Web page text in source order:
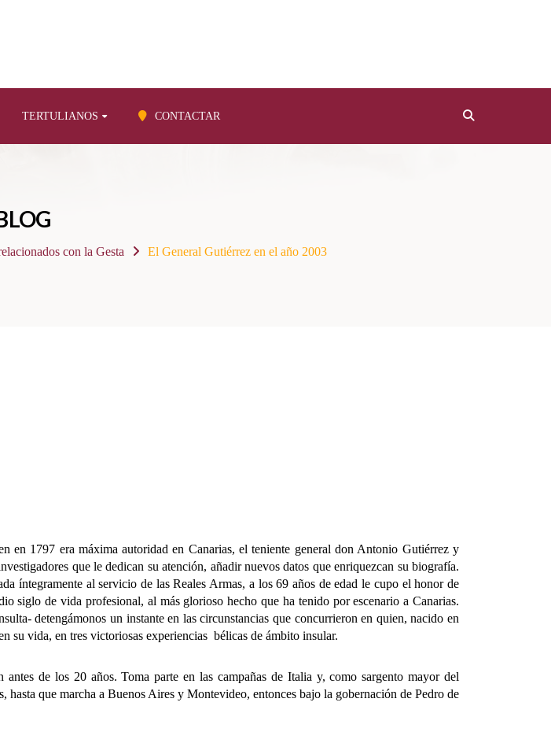
TERTULIANOS CONTACTAR
con la Gesta El General Gutiérrez en el año 2003
en 1797 era máxima autoridad en Canarias, el teniente general don Antonio Gutiérrez y
que le dedican su atención, añadir nuevos datos que enriquezcan su biografía.
íntegramente al servicio de las Reales Armas, a los 69 años de edad le cupo el honor de
siglo de vida profesional, al más glorioso hecho que ha tenido por escenario a Canarias.
detengámonos un instante en las circunstancias que concurrieron en quien, nacido en
su vida, en tres victoriosas experiencias bélicas de ámbito insular.
de los 20 años. Toma parte en las campañas de Italia y, como sargento mayor del
que marcha a Buenos Aires y Montevideo, entonces bajo la gobernación de Pedro de